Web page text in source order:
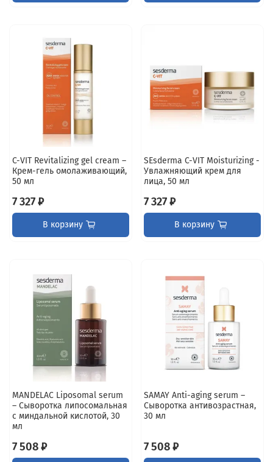
C-VIT Revitalizing gel cream –
Крем-гель омолаживающий,
50 мл
7 327 ₽
В корзину
SEsderma C-VIT Moisturizing -
Увлажняющий крем для
лица, 50 мл
7 327 ₽
В корзину
MANDELAC Liposomal serum
– Сыворотка липосомальная
с миндальной кислотой, 30
мл
7 508 ₽
SAMAY Anti-aging serum –
Сыворотка антивозрастная,
30 мл
7 508 ₽